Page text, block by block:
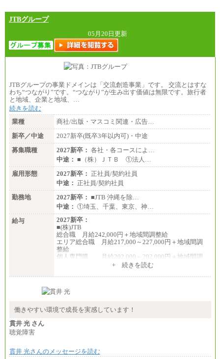
JTBグループ
05月20日更新
JTBグループの事業ドメインは「交流創造事業」です。 交流とはすな
わち“つながり”です。“つながり”が生み出す価値は無限です。旅行者
と地域、企業と地域、…
続きを読む
業種
商社/出版・マスコミ関連・広告…
新卒／中途
2027新卒(既卒3年以内可)・中途
募集職種
2027新卒： 各社・各コースによ…
中途： ■（株）ＪＴＢ ①法人…
雇用形態
2027新卒： 正社員/契約社員
中途： 正社員/契約社員
勤務地
2027新卒： ■JTB 沖縄を除…
中途： ①埼玉、千葉、東京、神…
給与
2027新卒：
■(株)JTB
総合職 月給242,000円＋地域間調整給
エリア総合職 月給217,000～227,000円＋地域間調
整給
個人専門職 月給202,000～202,000円＋地域間調
総合職 月給208,000～235,000円
※詳細はJTBキャリアサイトよりご確認ください。
総合職 月給220,000～230,000円＋地域間調整給
+ 続きを読む
働きやすい環境で成長を実感しています！
貫井 光 さん
聴覚障害
貫井 光さんのメッセージを読む